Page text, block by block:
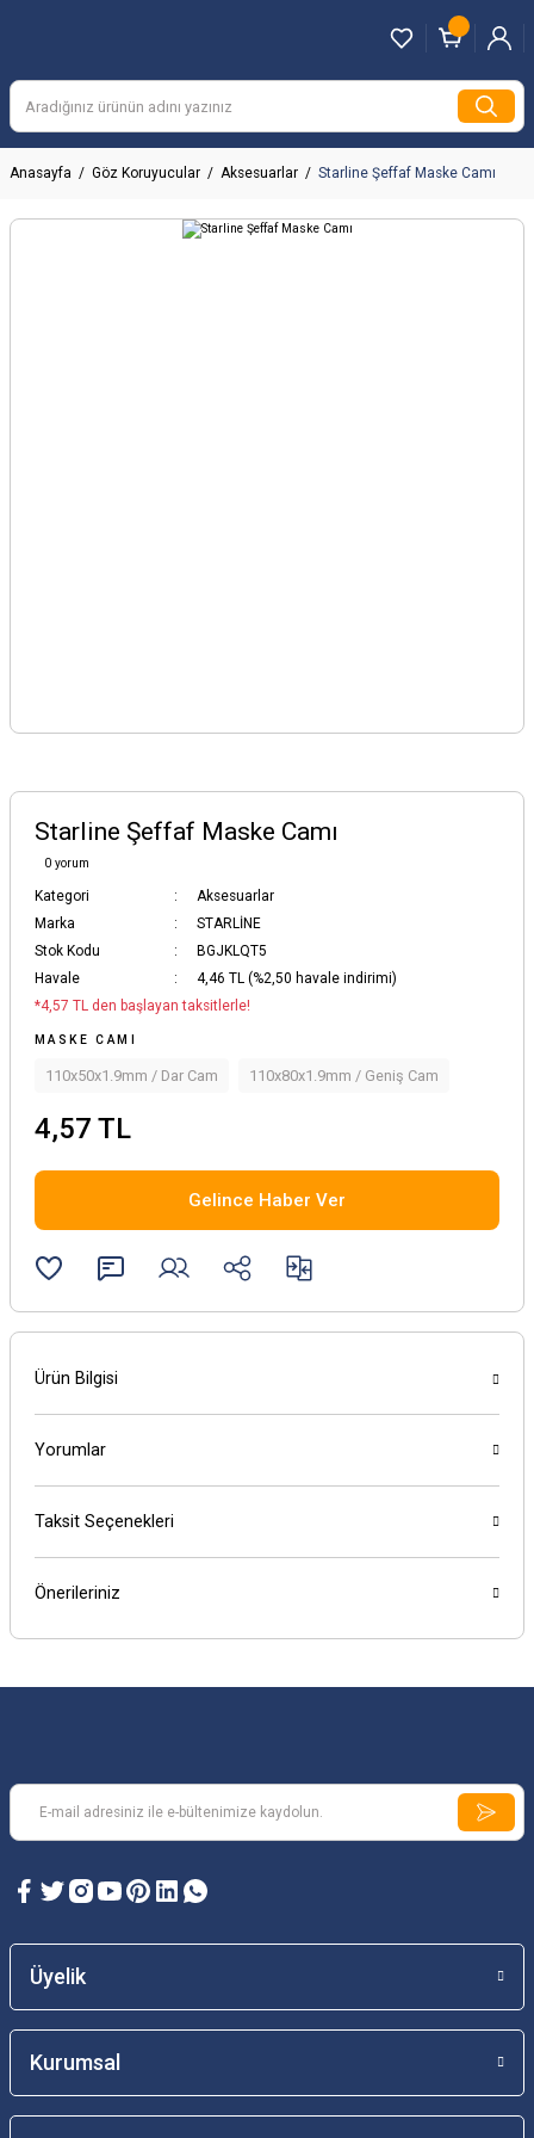
Anasayfa Göz Koruyucular Aksesuarlar Starline Şeffaf Maske Camı
Starline Şeffaf Maske Camı
0 yorum
Kategori
Aksesuarlar
Marka
STARLİNE
Stok Kodu
BGJKLQT5
Havale
4,46 TL (%2,50 havale indirimi)
*4,57 TL den başlayan taksitlerle!
MASKE CAMI
110x50x1.9mm / Dar Cam 110x80x1.9mm / Geniş Cam
4,57 TL
Gelince Haber Ver
Ürün Bilgisi
Yorumlar
Taksit Seçenekleri
Önerileriniz
Üyelik
Kurumsal